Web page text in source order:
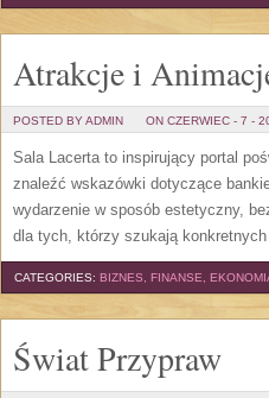
Atrakcje i
POSTED BY ADMIN ON CZERWIEC - 7 -
Sala Lacerta to inspirujący portal
znaleźć wskazówki dotyczące
wydarzenie w sposób estetyczny,
dla tych, którzy szukają
CATEGORIES: BIZNES, FINANSE,
Świat Przypraw